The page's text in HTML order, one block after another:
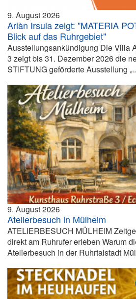
9. August 2026
Ariàn Irsula zeigt: "MATERIA
Blick auf das Ruhrgebiet"
Ausstellungsankündigung Die Villa
3 zeigt bis 31. Dezember 2026 die
STIFTUNG geförderte Ausstellung
9. August 2026
Atelierbesuch in Mülheim
ATELIERBESUCH MÜLHEIM
direkt am Ruhrufer erleben Warum
Atelierbesuch in der Ruhrtalstadt